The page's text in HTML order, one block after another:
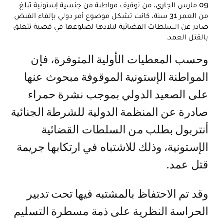
09 مارس الجاري، من توقيف مواطنة من جنسية إستونية تبلغ
من العمر 31 سنة، كانت تشكل موضوع أمر دولي بإلقاء القبض
صادر عن السلطات القضائية لبلادها لضلوعها في قضية تتعلق
بالقتل العمد.
وحسب المعطيات الأولية المتوفرة، فإن
المواطنة الإستونية الموقوفة مبحوث عنها
على الصعيد الدولي بموجب نشرة حمراء
صادرة عن المنظمة الدولية للشرطة الجنائية
أنتربول بطلب من السلطات القضائية
الإستونية، وذلك للاشتباه في ارتكابها جريمة
قتل عمد.
وقد تم الاحتفاظ بالمشتبه فيها تحت تدبير
الحراسة النظرية على ذمة مسطرة التسليم